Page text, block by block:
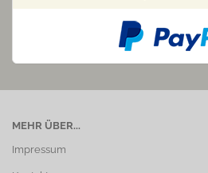
MEHR ÜBER...
Impressum